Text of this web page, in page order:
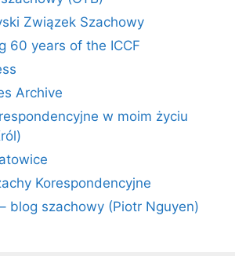
Związek Szachowy
60 years of the ICCF
Archive
w moim życiu
Korespondencyjne
blog szachowy (Piotr Nguyen)